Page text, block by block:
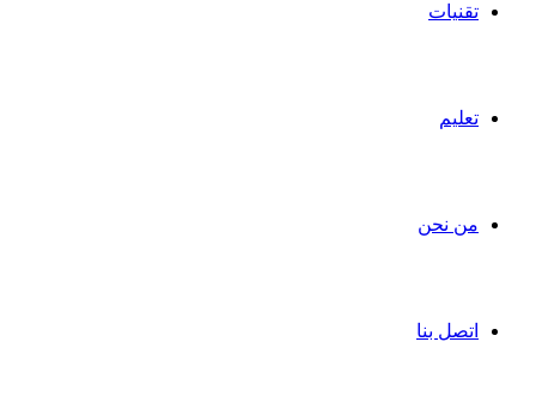
تقنيات
تعليم
من نحن
اتصل بنا